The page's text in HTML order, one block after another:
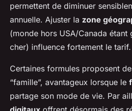
permettent de diminuer
annuelle. Ajuster la zone
(monde hors USA/Canada étant
cher) influence fortement le tarif.
Certaines formules proposent
“famille”, avantageux lorsque le
partage son mode de vie. Par